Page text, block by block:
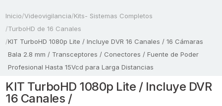
Inicio/Videovigilancia/Kits- Sistemas Completos
/TurboHD de 16 Canales
/KIT TurboHD 1080p Lite / Incluye DVR 16 Canales / 16 Cámaras
Bala 2.8 mm / Transceptores / Conectores / Fuente de Poder
Profesional Hasta 15Vcd para Larga Distancias
KIT TurboHD 1080p Lite / Incluye DVR
16 Canales /